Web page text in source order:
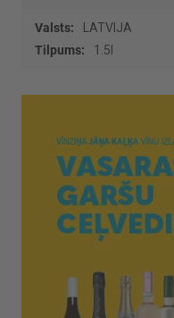
Vairāk
informācijas
LATVIJA
1.5l